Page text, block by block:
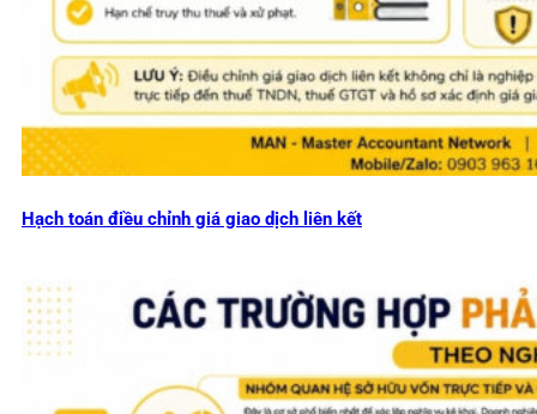
Hạch toán điều chỉnh giá giao dịch liên kết